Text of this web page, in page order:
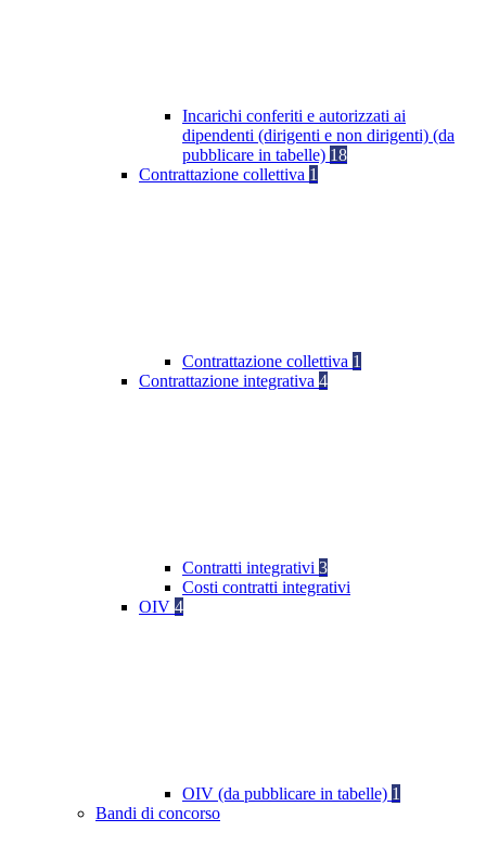
Incarichi conferiti e autorizzati ai
dipendenti (dirigenti e non dirigenti) (da
pubblicare in tabelle) 18
Contrattazione collettiva 1
Contrattazione collettiva 1
Contrattazione integrativa 4
Contratti integrativi 3
Costi contratti integrativi
OIV 4
OIV (da pubblicare in tabelle) 1
Bandi di concorso